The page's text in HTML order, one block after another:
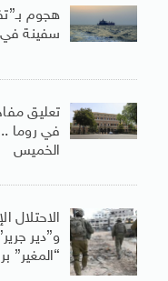
هجوم
سفينة
تعليق
في روما
الخميس
الاحتلال
و”دير
“المغير”